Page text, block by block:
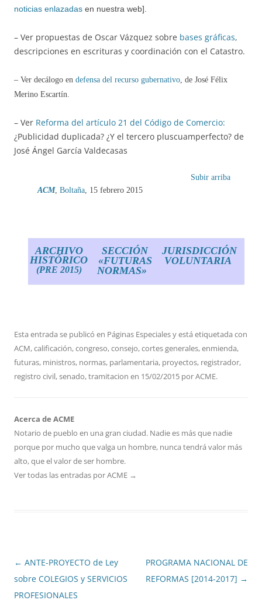
noticias enlazadas en nuestra web].
– Ver propuestas de Oscar Vázquez sobre bases gráficas,
descripciones en escrituras y coordinación con el Catastro.
– Ver decálogo en defensa del recurso gubernativo, de José Félix
Merino Escartín.
– Ver Reforma del artículo 21 del Código de Comercio:
¿Publicidad duplicada? ¿Y el tercero pluscuamperfecto? de
José Ángel García Valdecasas
Subir arriba
ACM, Boltaña, 15 febrero 2015
ARCHIVO
HISTÓRICO
(PRE 2015)
SECCIÓN
«FUTURAS
NORMAS»
JURISDICCIÓN
VOLUNTARIA
Esta entrada se publicó en Páginas Especialesy está etiquetada con
ACM,calificación,congreso,consejo,cortes generales,enmienda,
futuras, ministros, normas, parlamentaria, proyectos, registrador,
registro civil,senado,tramitacion en 15/02/2015 porACME.
Acerca de ACME
Notario de pueblo en una gran ciudad. Nadie es más que nadie
porque por mucho que valga un hombre, nunca tendrá valor más
alto, que el valor de ser hombre.
Ver todas las entradas por ACME →
Navegación
de
entradas
← ANTE-PROYECTO de Ley
sobre COLEGIOS y SERVICIOS
PROFESIONALES
PROGRAMA NACIONAL DE
REFORMAS [2014-2017] →